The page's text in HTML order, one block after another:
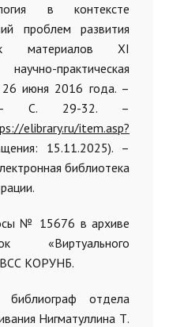
в контексте
проблем развития
материалов XI
практическая
26 июня 2016 года. –
– С. 29-32. –
elibrary.ru/item.asp?
15.11.2025). –
библиотека
№ 15676 в архиве
«Виртуального
КОРУНБ.
отдела
Нигматуллина Т.